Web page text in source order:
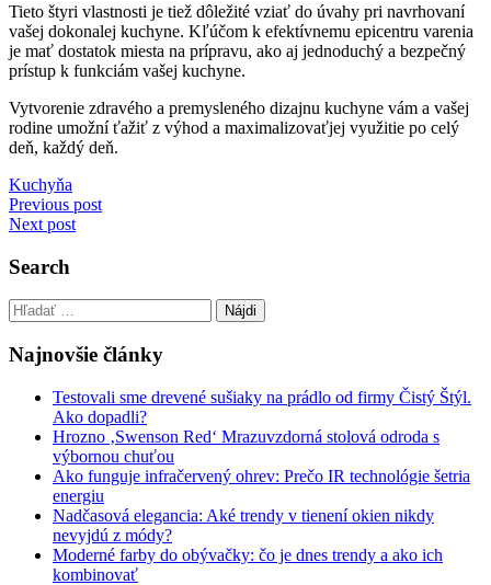
Tieto štyri vlastnosti je tiež dôležité vziať do úvahy pri navrhovaní
vašej dokonalej kuchyne. Kľúčom k efektívnemu epicentru varenia
je mať dostatok miesta na prípravu, ako aj jednoduchý a bezpečný
prístup k funkciám vašej kuchyne.
Vytvorenie zdravého a premysleného dizajnu kuchyne vám a vašej
rodine umožní ťažiť z výhod a maximalizovaťjej využitie po celý
deň, každý deň.
Kuchyňa
Navigácia
v
článku
Previous post
Next post
Search
Hľadať:
Najnovšie články
Testovali sme drevené sušiaky na prádlo od firmy Čistý Štýl.
Ako dopadli?
Hrozno ‚Swenson Red‘ Mrazuvzdorná stolová odroda s
výbornou chuťou
Ako funguje infračervený ohrev: Prečo IR technológie šetria
energiu
Nadčasová elegancia: Aké trendy v tienení okien nikdy
nevyjdú z módy?
Moderné farby do obývačky: čo je dnes trendy a ako ich
kombinovať